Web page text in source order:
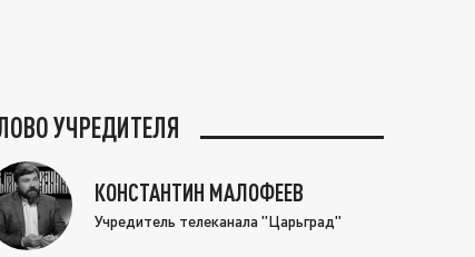
УЧРЕДИТЕЛЯ
КОНСТАНТИН МАЛОФЕЕВ
Учредитель телеканала "Царьград"